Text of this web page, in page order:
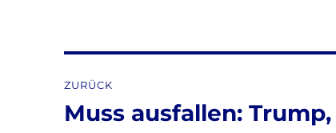
ZURÜCK
Vorheriger
Muss ausfallen: